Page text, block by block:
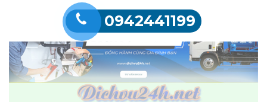
0942441199